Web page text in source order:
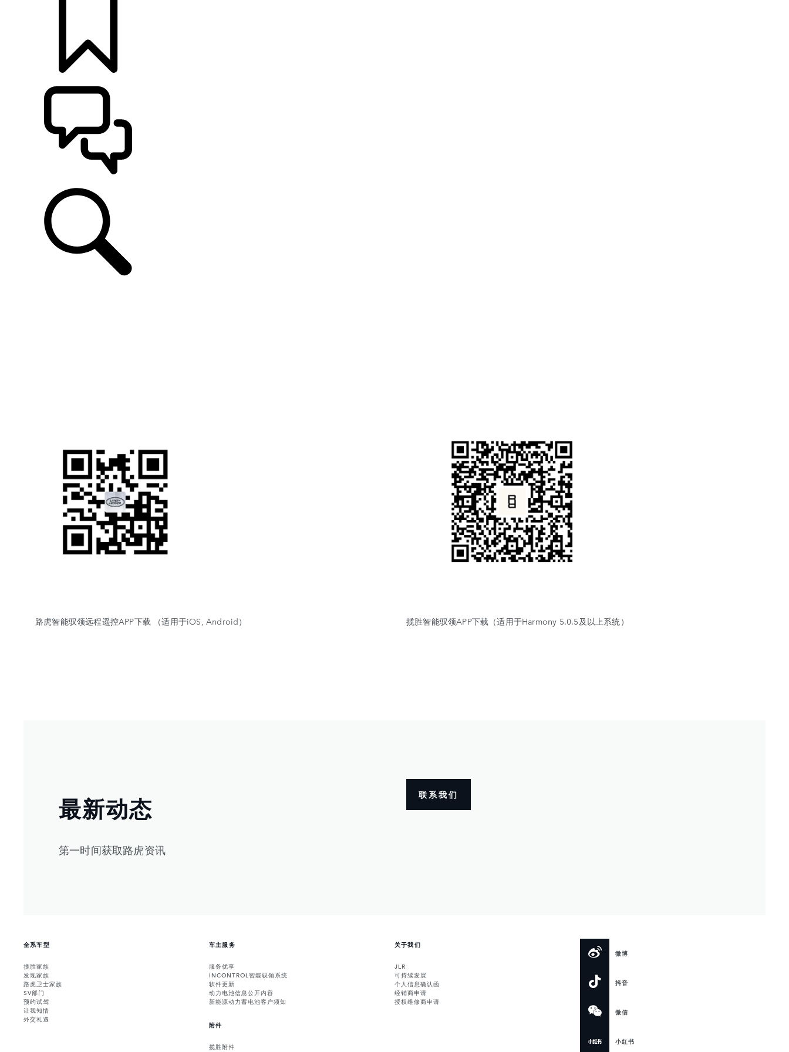
路虎智能驭领远程遥控APP下载 （适用于iOS, Android） 揽胜智能驭领APP下载（适用于Harmony 5.0.5及以上系统）
最新动态
第一时间获取路虎资讯
联系我们
全系车型
揽胜家族
发现家族
路虎卫士家族
SV部门
预约试驾
让我知情
外交礼遇
车主服务
服务优享
INCONTROL智能驭领系统
软件更新
动力电池信息公开内容
新能源动力蓄电池客户须知
附件
揽胜附件
关于我们
JLR
可持续发展
个人信息确认函
经销商申请
授权维修商申请
微博
抖音
微信
小红书